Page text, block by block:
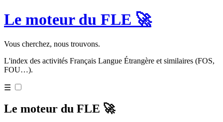
Le moteur du FLE 🚀
Vous cherchez, nous trouvons.
L'index des activités Français Langue Étrangère et similaires (FOS,
FOU…).
☰
Le moteur du FLE 🚀